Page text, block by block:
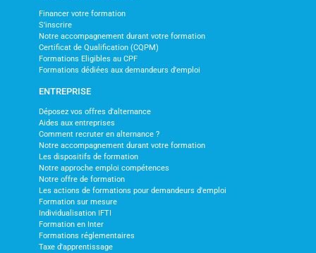
Financer votre formation
S'inscrire
Notre accompagnement durant votre formation
Certificat de Qualification (CQPM)
Formations Eligibles au CPF
Formations dédiées aux demandeurs d'emploi
ENTREPRISE
Déposez vos offres d'alternance
Aides aux entreprises
Comment recruter en alternance ?
Notre accompagnement durant votre formation
Les dispositifs de formation
Notre approche emploi compétences
Notre offre de formation
Les actions de formations pour demandeurs d'emploi
Formation sur mesure
Individualisation IFTI
Formation en Inter
Formations réglementaires
Taxe d'apprentissage